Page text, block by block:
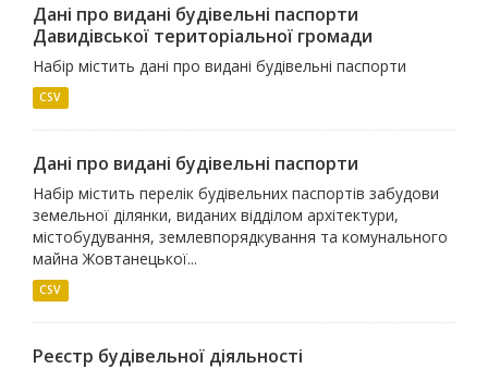
Дані про видані будівельні паспорти
Давидівської територіальної громади
Набір містить дані про видані будівельні паспорти
CSV
Дані про видані будівельні паспорти
Набір містить перелік будівельних паспортів забудови
земельної ділянки, виданих відділом архітектури,
містобудування, землевпорядкування та комунального
майна Жовтанецької...
CSV
Реєстр будівельної діяльності